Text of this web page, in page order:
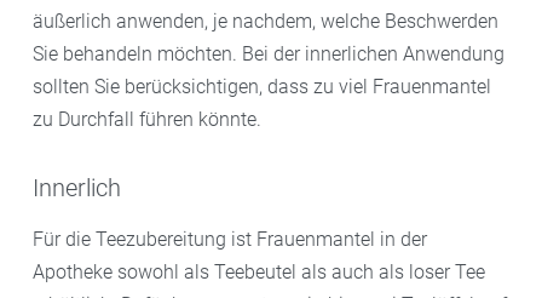
äußerlich anwenden, je nachdem, welche Beschwerden
Sie behandeln möchten. Bei der innerlichen Anwendung
sollten Sie berücksichtigen, dass zu viel Frauenmantel
zu Durchfall führen könnte.
Innerlich
Für die Teezubereitung ist Frauenmantel in der
Apotheke sowohl als Teebeutel als auch als loser Tee